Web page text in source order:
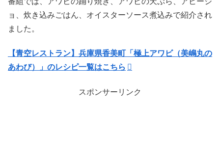
ョ、炊き込みごはん、オイスターソース煮込みで紹介され
ました。
【青空レストラン】兵庫県香美町「極上アワビ（美嶋丸の
あわび）」のレシピ一覧はこちら
スポンサーリンク